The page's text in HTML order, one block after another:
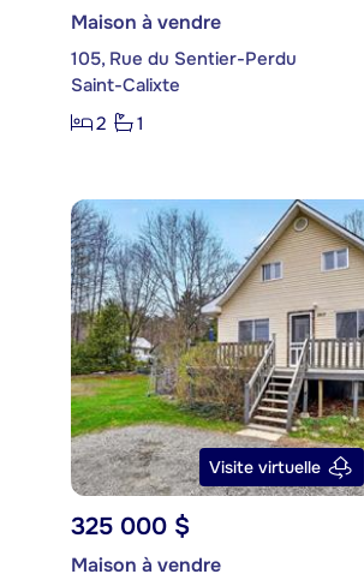
Maison à vendre
105, Rue du Sentier-Perdu
Saint-Calixte
2
1
Visite virtuelle
325 000 $
Maison à vendre